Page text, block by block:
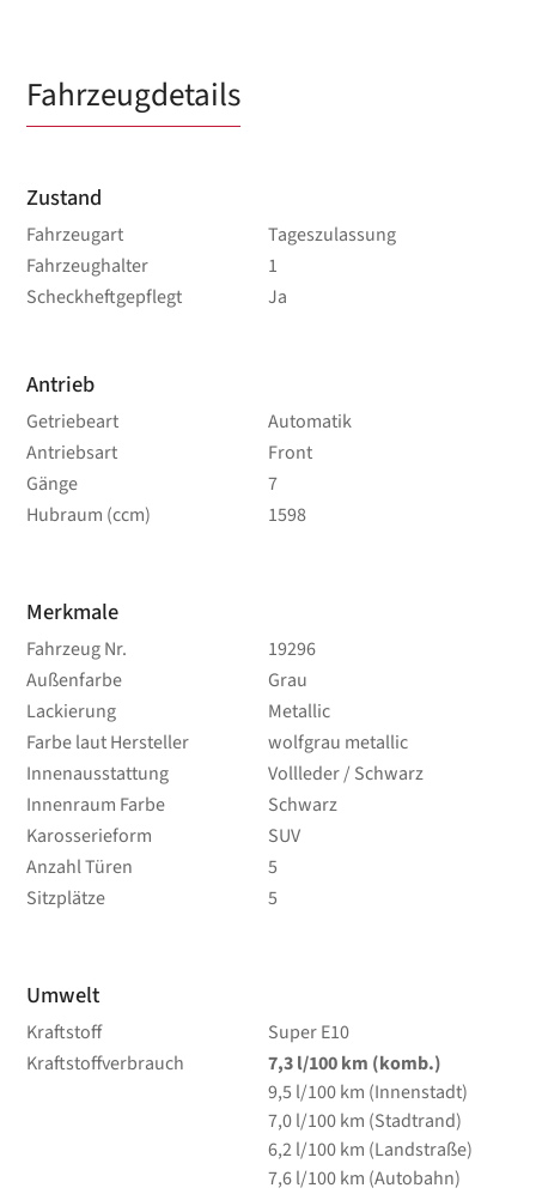
Fahrzeugdetails
Zustand
Fahrzeugart
Tageszulassung
Fahrzeughalter
1
Scheckheftgepflegt
Ja
Antrieb
Getriebeart
Automatik
Antriebsart
Front
Gänge
7
Hubraum (ccm)
1598
Merkmale
Fahrzeug Nr.
19296
Außenfarbe
Grau
Lackierung
Metallic
Farbe laut Hersteller
wolfgrau metallic
Innenausstattung
Vollleder / Schwarz
Innenraum Farbe
Schwarz
Karosserieform
SUV
Anzahl Türen
5
Sitzplätze
5
Umwelt
Kraftstoff
Super E10
Kraftstoffverbrauch
7,3l/100 km (komb.)
9,5 l/100 km (Innenstadt)
7,0l/100 km (Stadtrand)
6,2l/100 km (Landstraße)
7,6l/100 km (Autobahn)